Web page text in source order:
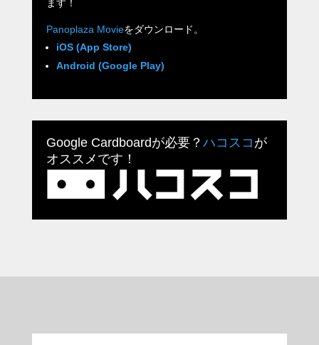
ます！
Panoplaza Movieをダウンロード。
iOS (App Store)
Android (Google Play)
Google Cardboardが必要？ ハコスコ が
オススメです！